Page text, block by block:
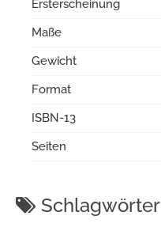
Ersterscheinung
Maße
Gewicht
Format
ISBN-13
Seiten
Schlagwörter